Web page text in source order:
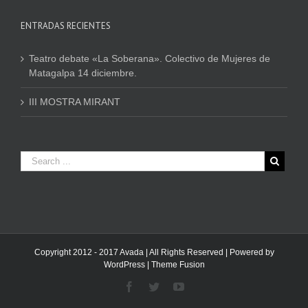
ENTRADAS RECIENTES
Teatro debate «La Soberana». Colectivo de Mujeres de
Matagalpa 14 diciembre.
III MOSTRA MIRANT
Copyright 2012 - 2017 Avada | All Rights Reserved | Powered by
WordPress| Theme Fusion
Facebook
TwitterYoutube